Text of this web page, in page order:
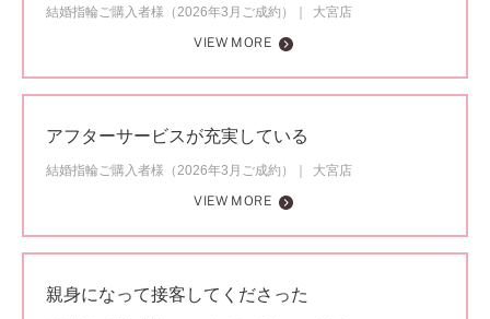
結婚指輪ご購入者様（2026年3月ご成約）
大宮店
VIEW MORE
アフターサービスが充実している
結婚指輪ご購入者様（2026年3月ご成約）
大宮店
VIEW MORE
親身になって接客してくださった